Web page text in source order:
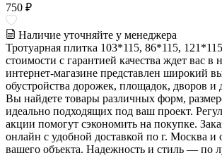
750 ₽
Наличие уточняйте у менеджера
Тротуарная плитка 103*115, 86*115,
стоимости с гарантией качества ждет вас в
интернет-магазине представлен широкий
обустройства дорожек, площадок, дворов
Вы найдете товары различных форм,
идеально подходящих под ваш проект.
акции помогут сэкономить на покупке.
онлайн с удобной доставкой по г. Москва и
вашего объекта. Надежность и стиль — по